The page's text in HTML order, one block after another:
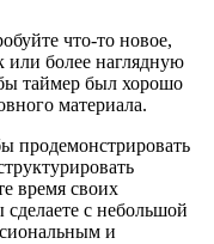
что-то новое,
или более наглядную
таймер был хорошо
материала.
продемонстрировать
время своих
с небольшой
и